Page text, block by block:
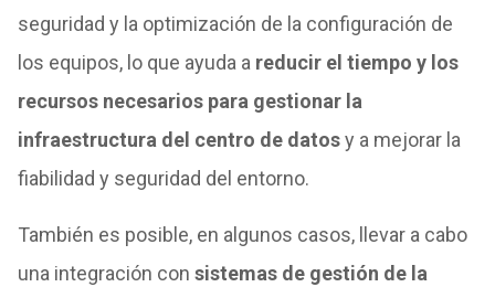
seguridad y la optimización de la configuración de
los equipos, lo que ayuda a reducir el tiempo y los
recursos necesarios para gestionar la
infraestructura del centro de datosy a mejorar la
fiabilidad y seguridad del entorno.
También es posible, en algunos casos, llevar a cabo
una integración con sistemas de gestión de la